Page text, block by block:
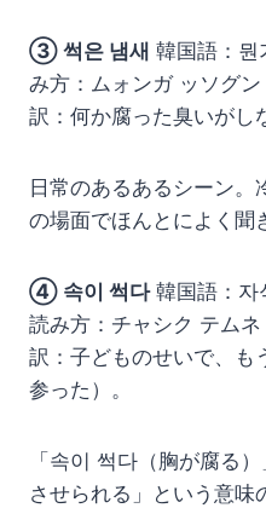
③ 썩은 냄새 韓国語：뭔
み方：ムォンガ ッソグ
訳：何か腐った臭いがし
日常のあるあるシーン
の場面でほんとによく聞
④ 속이 썩다韓国語：자
読み方：チャシク テム
訳：子どものせいで、も
参った）。
「속이 썩다（胸が腐る
させられる」という意味